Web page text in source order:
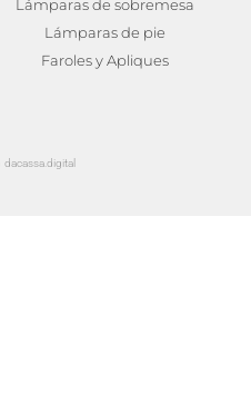
Lámparas de sobremesa
Lámparas de pie
Faroles y Apliques
dacassa.digital